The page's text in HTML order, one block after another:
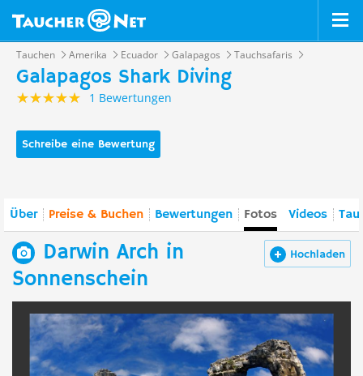
Tauchen Amerika Ecuador Galapagos Tauchsafaris
Galapagos Shark Diving
1 Bewertungen
Schreibe eine Bewertung
Über Preise & Buchen Bewertungen Fotos Videos
Hochladen
Darwin Arch in
Sonnenschein